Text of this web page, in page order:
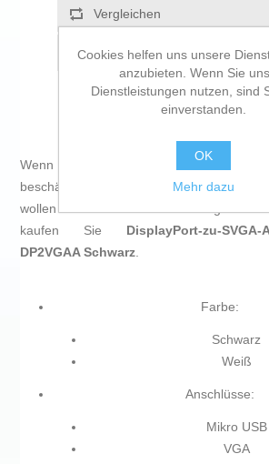
Vergleichen
Empfehlen
Wenn Sie sich leidenschaftlich mit
beschäftigen, mit der Technologie auf
wollen und nicht einmal die winzigsten
kaufen Sie DisplayPort-zu-
DP2VGAA Schwarz.
Farbe:
Schwarz
Weiß
Anschlüsse:
Mikro USB
VGA
Cookies helfen uns unsere
anzubieten. Wenn Sie
Dienstleistungen nutzen, sind
einverstanden.
OK
Mehr dazu